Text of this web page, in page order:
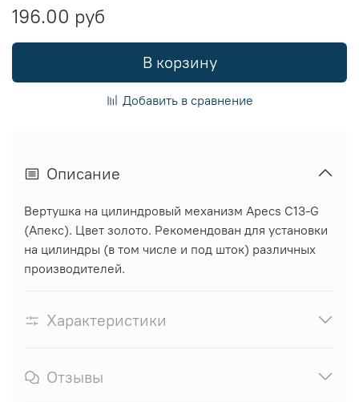
196.00 руб
В корзину
Добавить в сравнение
Описание
Вертушка на цилиндровый механизм Apecs C13-G
(Апекс). Цвет золото. Рекомендован для установки
на цилиндры (в том числе и под шток) различных
производителей.
Характеристики
Отзывы